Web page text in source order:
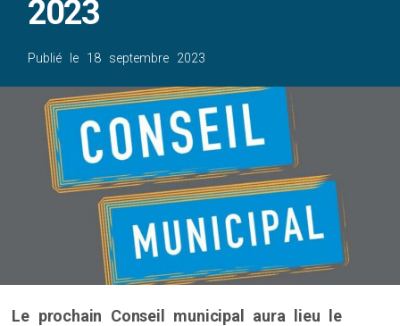
2023
Publié le 18 septembre 2023
Le prochain Conseil municipal aura lieu le